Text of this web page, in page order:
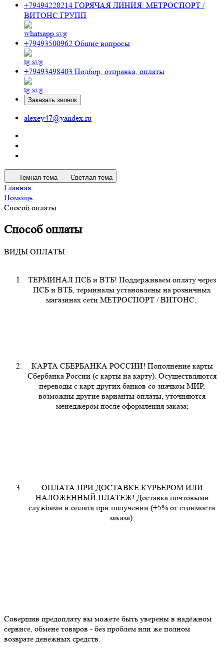
+79494220214 ГОРЯЧАЯ ЛИНИЯ: МЕТРОСПОРТ /
ВИТОНС ГРУПП
+79493500962 Общие вопросы
+79493498403 Подбор, отправка, оплаты
Заказать звонок
alexey47@yandex.ru
Темная тема Светлая тема
Главная
Помощь
Способ оплаты
Способ оплаты
ВИДЫ ОПЛАТЫ:
ТЕРМИНАЛ ПСБ и ВТБ! Поддерживаем оплату через
ПСБ и ВТБ, терминалы установлены на розничных
магазинах сети МЕТРОСПОРТ / ВИТОНС;
КАРТА СБЕРБАНКА РОССИИ! Пополнение карты
Сбербанка России (с карты на карту). Осуществляются
переводы с карт других банков со значком МИР,
возможны другие варианты оплаты, уточняются
менеджером после оформления заказа;
ОПЛАТА ПРИ ДОСТАВКЕ КУРЬЕРОМ ИЛИ
НАЛОЖЕННЫЙ ПЛАТЁЖ! Доставка почтовыми
службами и оплата при получении (+5% от стоимости
заказа).
Совершив предоплату вы можете быть уверены в надёжном
сервисе, обмене товаров - без проблем или же полном
возврате денежных средств.